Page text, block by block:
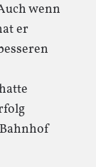
wenn
er